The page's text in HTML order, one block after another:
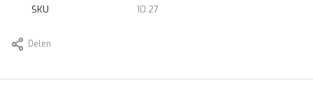
SKU 10.27
Delen